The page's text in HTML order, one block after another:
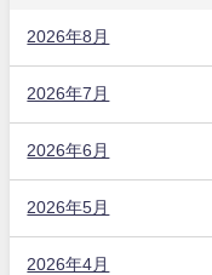
2026年8月
2026年7月
2026年6月
2026年5月
2026年4月